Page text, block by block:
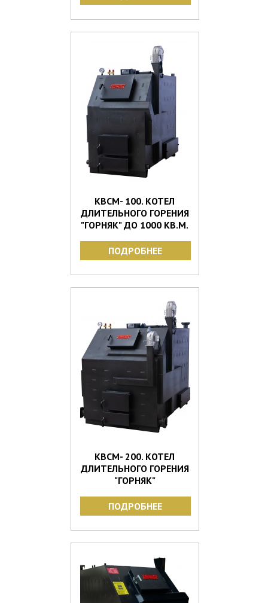
КВСМ- 100. КОТЕЛ
ДЛИТЕЛЬНОГО ГОРЕНИЯ
"ГОРНЯК" ДО 1000 КВ.М.
ПОДРОБНЕЕ
КВСМ- 200. КОТЕЛ
ДЛИТЕЛЬНОГО ГОРЕНИЯ
"ГОРНЯК"
ПОДРОБНЕЕ